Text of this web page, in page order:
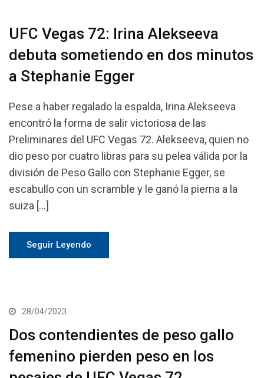
UFC Vegas 72: Irina Alekseeva
debuta sometiendo en dos minutos
a Stephanie Egger
Pese a haber regalado la espalda, Irina Alekseeva
encontró la forma de salir victoriosa de las
Preliminares del UFC Vegas 72. Alekseeva, quien no
dio peso por cuatro libras para su pelea válida por la
división de Peso Gallo con Stephanie Egger, se
escabullo con un scramble y le ganó la pierna a la
suiza […]
Seguir Leyendo
28/04/2023
Dos contendientes de peso gallo
femenino pierden peso en los